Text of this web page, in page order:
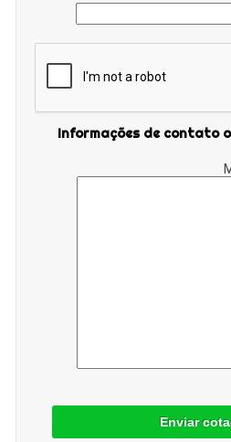
Informações de contato
Enviar